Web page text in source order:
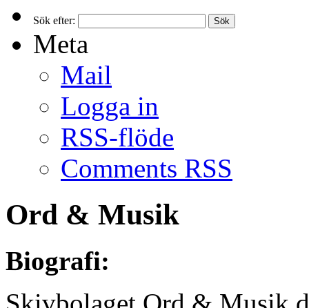
Sök efter:
Meta
Mail
Logga in
RSS-flöde
Comments RSS
Ord & Musik
Biografi: